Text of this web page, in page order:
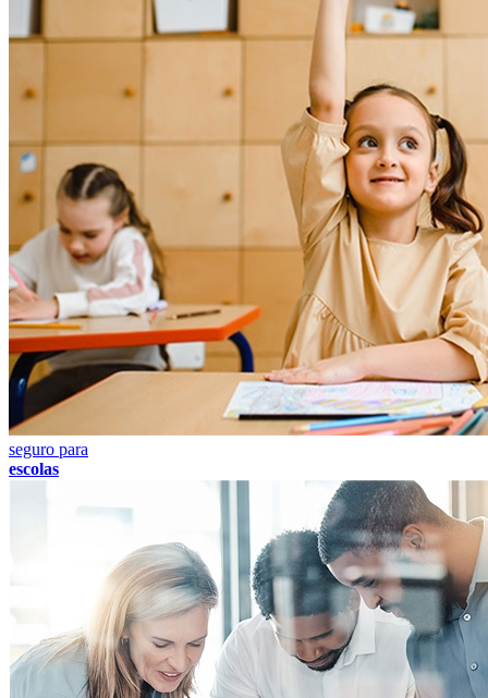
seguro para
escolas